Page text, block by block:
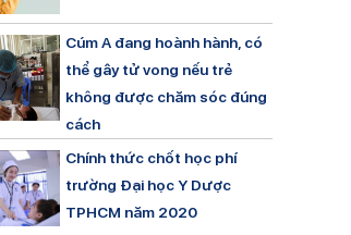
Cúm A đang hoành hành, có
thể gây tử vong nếu trẻ
không được chăm sóc đúng
cách
Chính thức chốt học phí
trường Đại học Y Dược
TPHCM năm 2020